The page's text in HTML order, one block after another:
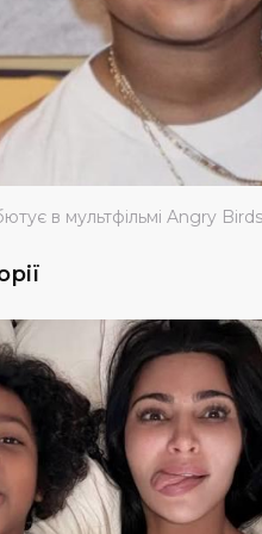
в мультфільмі Angry